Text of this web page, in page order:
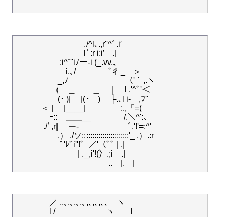
./^l､.,r''^ﾞ.i′
lﾞ:r i:i′　.|　　　 　　　　　　　　ど　ん　な
:i^¨''iﾉー-i (_.vv,､
i.､/　　　　ﾞ彳_　＞
_,ﾉ　　　　　　　（'｀,.ヽ　　　　　　　　　や
（　＿　　＿　｜　l .'^ﾞ'＜
(･ )|　 |(･　)　 ├.､l i‐　,ﾌ''
＜ |　 |____|　　　　 :.,「=(　　　　　　　　　 ひ
ｰ::　＿＿__　　　　/.＼^':､
./ﾞ,r| 　ー-　　　　　　ﾞ.'!'=;^′
.） ,/ソ:::::::::::::::::::::::'_ .）.:r　　　　　　　　つ　
ﾞ'ﾚ'´i''!ﾞｰ／'（ﾞﾞ | .|
| ._,i'!(冫.;i　.|
／ ,,､,､,､,､,､,､,､､　ヽ
l / 　　　　　　ヽ　　l